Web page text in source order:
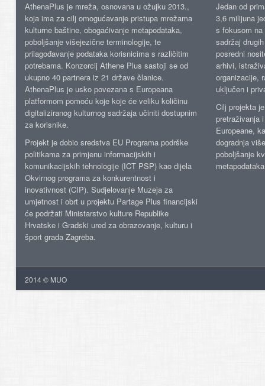
AthenaPlus je mreža, osnovana u ožujku 2013.,
koja ima za cilj omogućavanje pristupa mrežama
kulturne baštine, obogaćivanje metapodataka,
poboljšanje višejezične terminologije, te
prilagođavanje podataka korisnicima s različitim
potrebama. Konzorcij Athene Plus sastoji se od
ukupno 40 partnera iz 21 države članice.
AthenaPlus je usko povezana s Europeana
platformom pomoću koje koje će veliku količinu
digitaliziranog kulturnog sadržaja učiniti dostupnim
za korisnike.
Projekt je dobio sredstva EU Programa podrške
politikama za primjenu informacijskih i
komunikacijskih tehnologije (ICT PSP) kao dijela
Okvirnog programa za konkurentnost i
inovativnost (CIP). Sudjelovanje Muzeja za
umjetnost i obrt u projektu Partage Plus financijski
će podržati Ministarstvo kulture Republike
Hrvatske i Gradski ured za obrazovanje, kulturu i
šport grada Zagreba.
Jedan od
3,6 milijuna
s fokusom
sadržaj
posredni
arhivi,
organizacije,
uključen i
Cilj projekta
pretraživanja
Europeane,
dogradnja
poboljšanje
2014 © MUO